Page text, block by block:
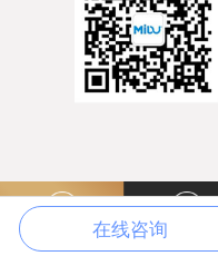
电话咨询 产品中心
在线咨询